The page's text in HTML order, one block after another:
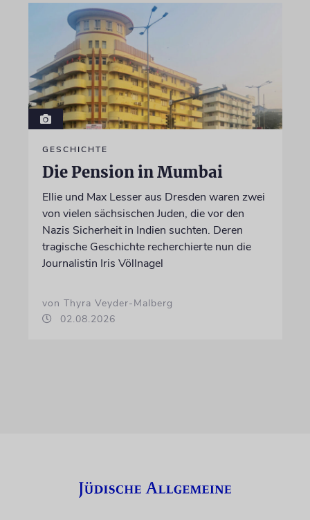
GESCHICHTE
Die Pension in Mumbai
Ellie und Max Lesser aus Dresden waren zwei
von vielen sächsischen Juden, die vor den
Nazis Sicherheit in Indien suchten. Deren
tragische Geschichte recherchierte nun die
Journalistin Iris Völlnagel
von Thyra Veyder-Malberg
02.08.2026